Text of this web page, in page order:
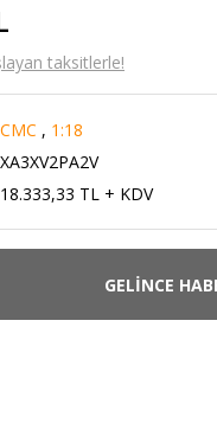
taksitlerle!
CMC , 1:18
XA3XV2PA2V
18.333,33 TL + KDV
GELİNCE